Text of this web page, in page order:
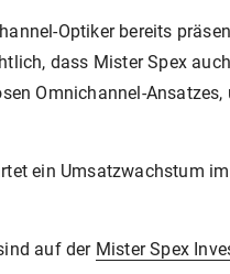
Optiker bereits
dass Mister Spex
Omnichannel-
ein Umsatzwachstum
auf der Mister Spex